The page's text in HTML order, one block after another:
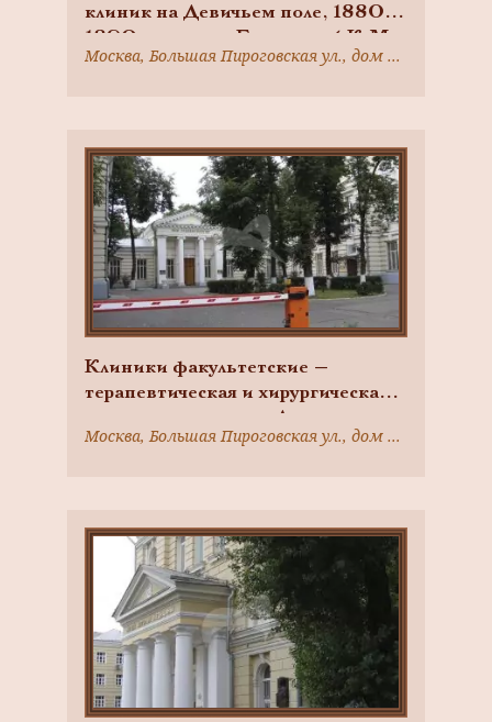
клиник на Девичьем поле, 1880-
1890-е гг., арх. Быковский К.М.
Москва, Большая Пироговская ул., дом 4, строение 2
Клиники факультетские —
терапевтическая и хирургическая,
комплекс клиник на Девичьем
поле, 1880-1890-е гг., арх.
Москва, Большая Пироговская ул., дом 2, строение 1